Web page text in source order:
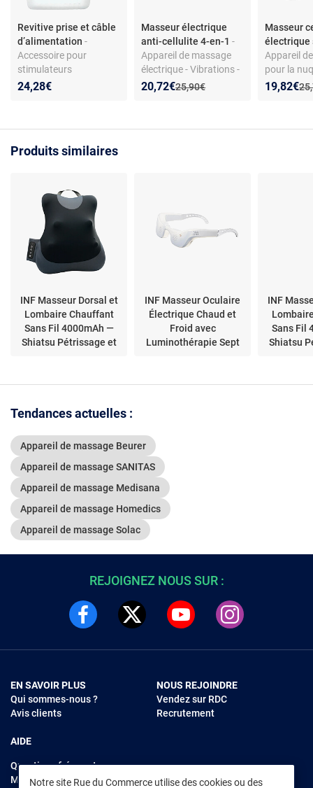
Revitive prise et câble
d’alimentation -
Accessoire pour
stimulateurs
circulatoires —
24,28€
Masseur électrique
anti-cellulite 4-en-1-
Appareil de massage
électrique - Vibrations -
4 têtes Ancien prix :
25,90€
Nouveau prix :
20,72€
Réduction de :
Masseur
Appareil
pour la
3D - 3
Nouveau
19,82€
Produits similaires
INF Masseur Dorsal et
Lombaire Chauffant
Sans Fil 4000mAh —
Shiatsu Pétrissage et
INF Masseur Oculaire
Électrique Chaud et
Froid avec
Luminothérapie Sept
INF
Sans Fil
Shiatsu
Tendances actuelles :
Appareil de massage Beurer
Appareil de massage SANITAS
Appareil de massage Medisana
Appareil de massage Homedics
Appareil de massage Solac
Notre site Rue du Commerce utilise des cookies ou des
REJOIGNEZ NOUS SUR :
EN SAVOIR PLUS
Qui sommes-nous ?
Avis clients
AIDE
Questions fréquentes
Modes de règlements
NOUS REJOINDRE
Vendez sur RDC
Recrutement